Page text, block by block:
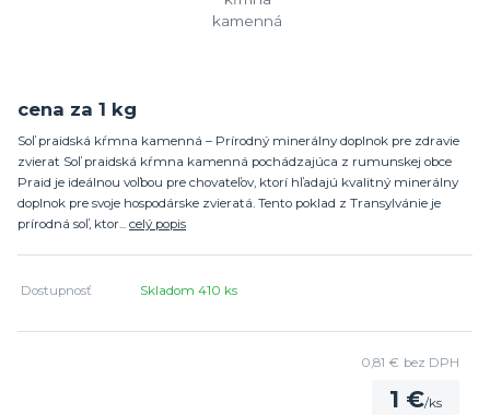
cena za 1 kg
Soľ praidská kŕmna kamenná – Prírodný minerálny doplnok pre zdravie
zvierat Soľ praidská kŕmna kamenná pochádzajúca z rumunskej obce
Praid je ideálnou voľbou pre chovateľov, ktorí hľadajú kvalitný minerálny
doplnok pre svoje hospodárske zvieratá. Tento poklad z Transylvánie je
prírodná soľ, ktor... celý popis
Dostupnosť Skladom 410 ks
1 €/ks
0,81 € bez DPH